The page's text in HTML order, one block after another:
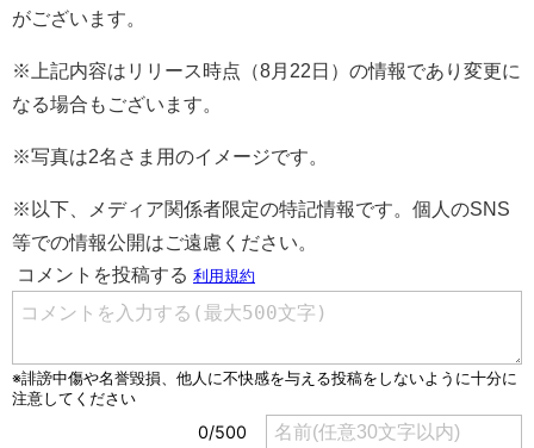
がございます。
※上記内容はリリース時点（8月22日）の情報であり変更に
なる場合もございます。
※写真は2名さま用のイメージです。
※以下、メディア関係者限定の特記情報です。個人のSNS
等での情報公開はご遠慮ください。